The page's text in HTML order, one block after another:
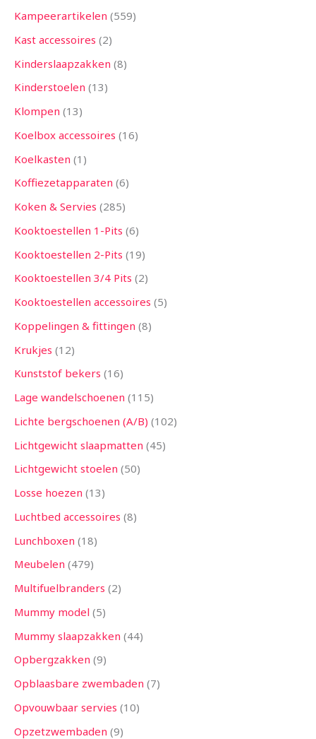
Kampeerartikelen 559
Kast accessoires 2
Kinderslaapzakken 8
Kinderstoelen 13
Klompen 13
Koelbox accessoires 16
Koelkasten 1
Koffiezetapparaten 6
Koken & Servies 285
Kooktoestellen 1-Pits 6
Kooktoestellen 2-Pits 19
Kooktoestellen 3/4 Pits 2
Kooktoestellen accessoires 5
Koppelingen & fittingen 8
Krukjes 12
Kunststof bekers 16
Lage wandelschoenen 115
Lichte bergschoenen (A/B) 102
Lichtgewicht slaapmatten 45
Lichtgewicht stoelen 50
Losse hoezen 13
Luchtbed accessoires 8
Lunchboxen 18
Meubelen 479
Multifuelbranders 2
Mummy model 5
Mummy slaapzakken 44
Opbergzakken 9
Opblaasbare zwembaden 7
Opvouwbaar servies 10
Opzetzwembaden 9